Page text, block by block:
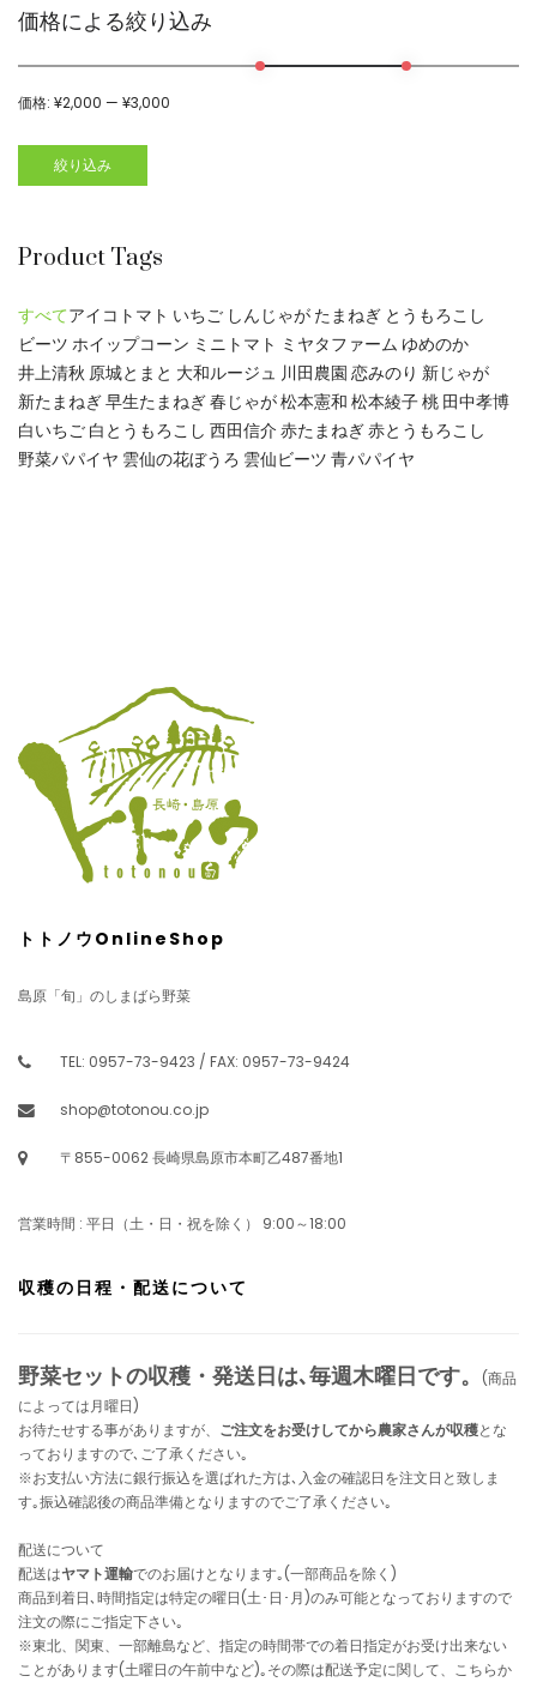
価格による絞り込み
絞り込み
価格: ¥2,000 — ¥3,000
Product Tags
すべてアイコトマト いちご しんじゃが たまねぎ とうもろこし
ビーツ ホイップコーン ミニトマト ミヤタファーム ゆめのか
井上清秋原城とまと 大和ルージュ 川田農園 恋みのり 新じゃが
新たまねぎ早生たまねぎ春じゃが松本憲和 松本綾子桃 田中孝博
白いちご 白とうもろこし 西田信介 赤たまねぎ赤とうもろこし
野菜パパイヤ 雲仙の花ぼうろ 雲仙ビーツ 青パパイヤ
トトノウOnlineShop
島原「旬」のしまばら野菜
TEL: 0957-73-9423 / FAX: 0957-73-9424
shop@totonou.co.jp
〒855-0062 長崎県島原市本町乙487番地1
営業時間 : 平日（土・日・祝を除く） 9:00～18:00
収穫の日程・配送について
野菜セットの収穫・発送日は､毎週木曜日です。
(商品
によっては月曜日)
お待たせする事がありますが、 ご注文をお受けしてから農家さんが収穫とな
っておりますので､ご了承ください｡
※お支払い方法に銀行振込を選ばれた方は､入金の確認日を注文日と致しま
す｡振込確認後の商品準備となりますのでご了承ください｡
配送について
配送はヤマト運輸でのお届けとなります｡(一部商品を除く)
商品到着日､時間指定は特定の曜日(土･日･月)のみ可能となっておりますので
注文の際にご指定下さい｡
※東北、関東、一部離島など、指定の時間帯での着日指定がお受け出来ない
ことがあります(土曜日の午前中など)｡その際は配送予定に関して、こちらか